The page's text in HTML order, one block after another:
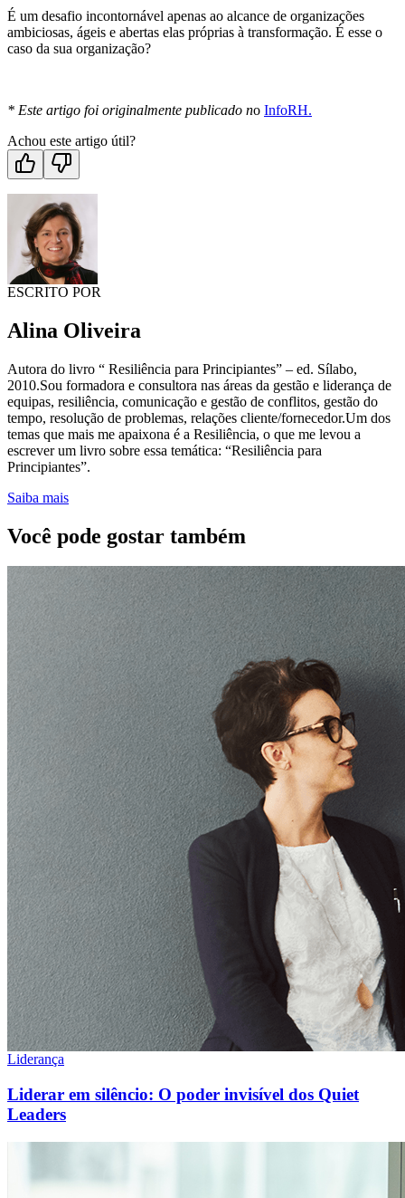
É um desafio incontornável apenas ao alcance de organizações
ambiciosas, ágeis e abertas elas próprias à transformação. É esse o
caso da sua organização?
* Este artigo foi originalmente publicado no InfoRH.
Achou este artigo útil?
ESCRITO POR
Alina Oliveira
Autora do livro “ Resiliência para Principiantes” – ed. Sílabo,
2010.Sou formadora e consultora nas áreas da gestão e liderança de
equipas, resiliência, comunicação e gestão de conflitos, gestão do
tempo, resolução de problemas, relações cliente/fornecedor.Um dos
temas que mais me apaixona é a Resiliência, o que me levou a
escrever um livro sobre essa temática: “Resiliência para
Principiantes”.
Saiba mais
Você pode gostar também
Liderança
Liderar em silêncio: O poder invisível dos Quiet
Leaders